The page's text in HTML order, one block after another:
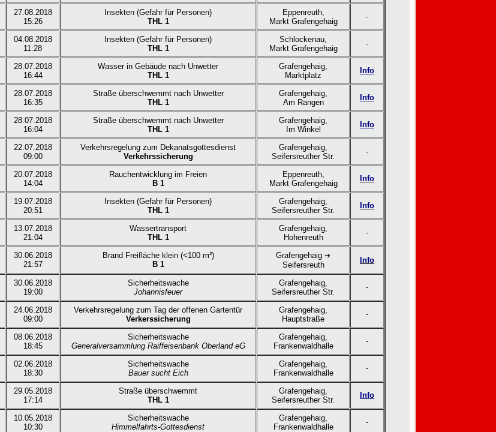
27.08.2018
15:26
Insekten (Gefahr für Personen)
THL 1
Eppenreuth,
Markt Grafengehaig
-
04.08.2018
11:28
Insekten (Gefahr für Personen)
THL 1
Schlockenau,
Markt Grafengehaig
-
28.07.2018
16:44
Wasser in Gebäude nach Unwetter
THL 1
Grafengehaig,
Marktplatz
Info
28.07.2018
16:35
Straße überschwemmt nach Unwetter
THL 1
Grafengehaig,
Am Rangen
Info
28.07.2018
16:04
Straße überschwemmt nach Unwetter
THL 1
Grafengehaig,
Im Winkel
Info
22.07.2018
09:00
Verkehrsregelung zum Dekanatsgottesdienst
Verkehrssicherung
Grafengehaig,
Seifersreuther Str.
-
20.07.2018
14:04
Rauchentwicklung im Freien
B 1
Eppenreuth,
Markt Grafengehaig
Info
19.07.2018
20:51
Insekten (Gefahr für Personen)
THL 1
Grafengehaig,
Seifersreuther Str.
Info
13.07.2018
21:04
Wassertransport
THL 1
Grafengehaig,
Hohenreuth
-
30.06.2018
21:57
Brand Freifläche klein (<100 m²)
B 1
Grafengehaig ➔
Seifersreuth
Info
30.06.2018
19:00
Sicherheitswache
Johannisfeuer
Grafengehaig,
Seifersreuther Str.
-
24.06.2018
09:00
Verkehrsregelung zum Tag der offenen Gartentür
Verkerssicherung
Grafengehaig,
Hauptstraße
-
08.06.2018
18:45
Sicherheitswache
Generalversammlung Raiffeisenbank Oberland eG
Grafengehaig,
Frankenwaldhalle
-
02.06.2018
18:30
Sicherheitswache
Bauer sucht Eich
Grafengehaig,
Frankenwaldhalle
-
29.05.2018
17:14
Straße überschwemmt
THL 1
Grafengehaig,
Seifersreuther Str.
Info
10.05.2018
10:30
Sicherheitswache
Himmelfahrts-Gottesdienst
Grafengehaig,
Frankenwaldhalle
-